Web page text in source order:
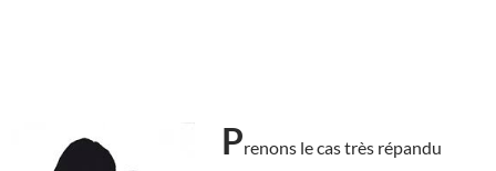
Prenons le cas très répandu